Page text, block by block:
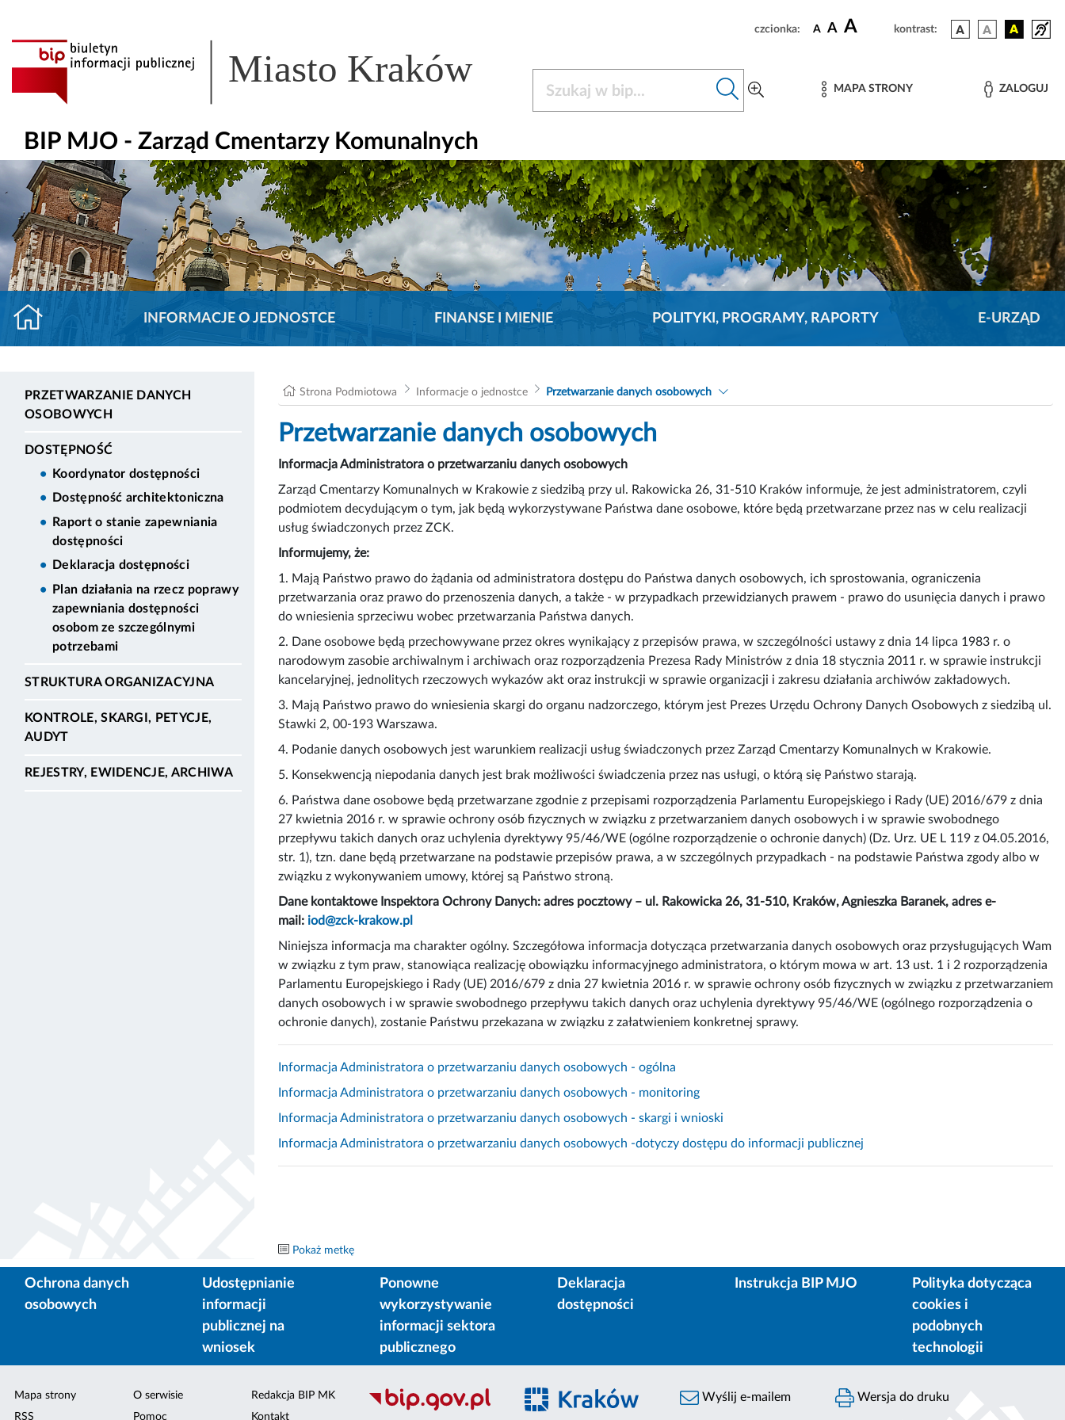
czcionka: A A A kontrast:
Miasto Kraków MAPA STRONY ZALOGUJ
BIP MJO - Zarząd Cmentarzy Komunalnych
INFORMACJE O JEDNOSTCE FINANSE I MIENIE POLITYKI, PROGRAMY, RAPORTY E-URZĄD
PRZETWARZANIE DANYCH
OSOBOWYCH
DOSTĘPNOŚĆ
Koordynator dostępności
Dostępność architektoniczna
Raport o stanie zapewniania
dostępności
Deklaracja dostępności
Plan działania na rzecz poprawy
zapewniania dostępności
osobom ze szczególnymi
potrzebami
STRUKTURA ORGANIZACYJNA
KONTROLE, SKARGI, PETYCJE,
AUDYT
REJESTRY, EWIDENCJE, ARCHIWA
Strona Podmiotowa Informacje o jednostce Przetwarzanie danych osobowych
Przetwarzanie danych osobowych
Informacja Administratora o przetwarzaniu danych osobowych
Zarząd Cmentarzy Komunalnych w Krakowie z siedzibą przy ul. Rakowicka 26, 31-510 Kraków informuje, że jest administratorem, czyli
podmiotem decydującym o tym, jak będą wykorzystywane Państwa dane osobowe, które będą przetwarzane przez nas w celu realizacji
usług świadczonych przez ZCK.
Informujemy, że:
1. Mają Państwo prawo do żądania od administratora dostępu do Państwa danych osobowych, ich sprostowania, ograniczenia
przetwarzania oraz prawo do przenoszenia danych, a także - w przypadkach przewidzianych prawem - prawo do usunięcia danych i prawo
do wniesienia sprzeciwu wobec przetwarzania Państwa danych.
2. Dane osobowe będą przechowywane przez okres wynikający z przepisów prawa, w szczególności ustawy z dnia 14 lipca 1983 r. o
narodowym zasobie archiwalnym i archiwach oraz rozporządzenia Prezesa Rady Ministrów z dnia 18 stycznia 2011 r. w sprawie instrukcji
kancelaryjnej, jednolitych rzeczowych wykazów akt oraz instrukcji w sprawie organizacji i zakresu działania archiwów zakładowych.
3. Mają Państwo prawo do wniesienia skargi do organu nadzorczego, którym jest Prezes Urzędu Ochrony Danych Osobowych z siedzibą ul.
Stawki 2, 00-193 Warszawa.
4. Podanie danych osobowych jest warunkiem realizacji usług świadczonych przez Zarząd Cmentarzy Komunalnych w Krakowie.
5. Konsekwencją niepodania danych jest brak możliwości świadczenia przez nas usługi, o którą się Państwo starają.
6. Państwa dane osobowe będą przetwarzane zgodnie z przepisami rozporządzenia Parlamentu Europejskiego i Rady (UE) 2016/679 z dnia
27 kwietnia 2016 r. w sprawie ochrony osób fizycznych w związku z przetwarzaniem danych osobowych i w sprawie swobodnego
przepływu takich danych oraz uchylenia dyrektywy 95/46/WE (ogólne rozporządzenie o ochronie danych) (Dz. Urz. UE L 119 z 04.05.2016,
str. 1), tzn. dane będą przetwarzane na podstawie przepisów prawa, a w szczególnych przypadkach - na podstawie Państwa zgody albo w
związku z wykonywaniem umowy, której są Państwo stroną.
Dane kontaktowe Inspektora Ochrony Danych: adres pocztowy – ul. Rakowicka 26, 31-510, Kraków, Agnieszka Baranek, adres e-
mail: iod@zck-krakow.pl
Niniejsza informacja ma charakter ogólny. Szczegółowa informacja dotycząca przetwarzania danych osobowych oraz przysługujących Wam
w związku z tym praw, stanowiąca realizację obowiązku informacyjnego administratora, o którym mowa w art. 13 ust. 1 i 2 rozporządzenia
Parlamentu Europejskiego i Rady (UE) 2016/679 z dnia 27 kwietnia 2016 r. w sprawie ochrony osób fizycznych w związku z przetwarzaniem
danych osobowych i w sprawie swobodnego przepływu takich danych oraz uchylenia dyrektywy 95/46/WE (ogólnego rozporządzenia o
ochronie danych), zostanie Państwu przekazana w związku z załatwieniem konkretnej sprawy.
Informacja Administratora o przetwarzaniu danych osobowych - ogólna
Informacja Administratora o przetwarzaniu danych osobowych - monitoring
Informacja Administratora o przetwarzaniu danych osobowych - skargi i wnioski
Informacja Administratora o przetwarzaniu danych osobowych -dotyczy dostępu do informacji publicznej
Pokaż metkę
Ochrona danych
osobowych
Udostępnianie
informacji
publicznej na
wniosek
Ponowne
wykorzystywanie
informacji sektora
publicznego
Deklaracja
dostępności
Instrukcja BIP MJO
Polityka dotycząca
cookies i
podobnych
technologii
Mapa strony
RSS
O serwisie
Pomoc
Redakcja BIP MK
Kontakt
Wyślij e-mailem Wersja do druku